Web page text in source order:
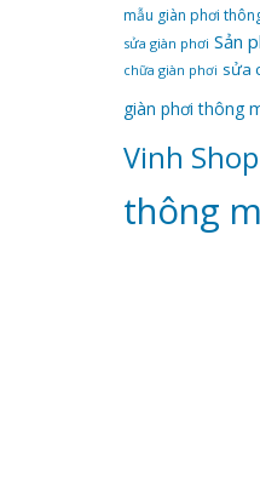
mẫu giàn phơi
sửa giàn phơi Sản
chữa giàn phơi sửa
giàn phơi thông
Vinh Shop
‌thông‌